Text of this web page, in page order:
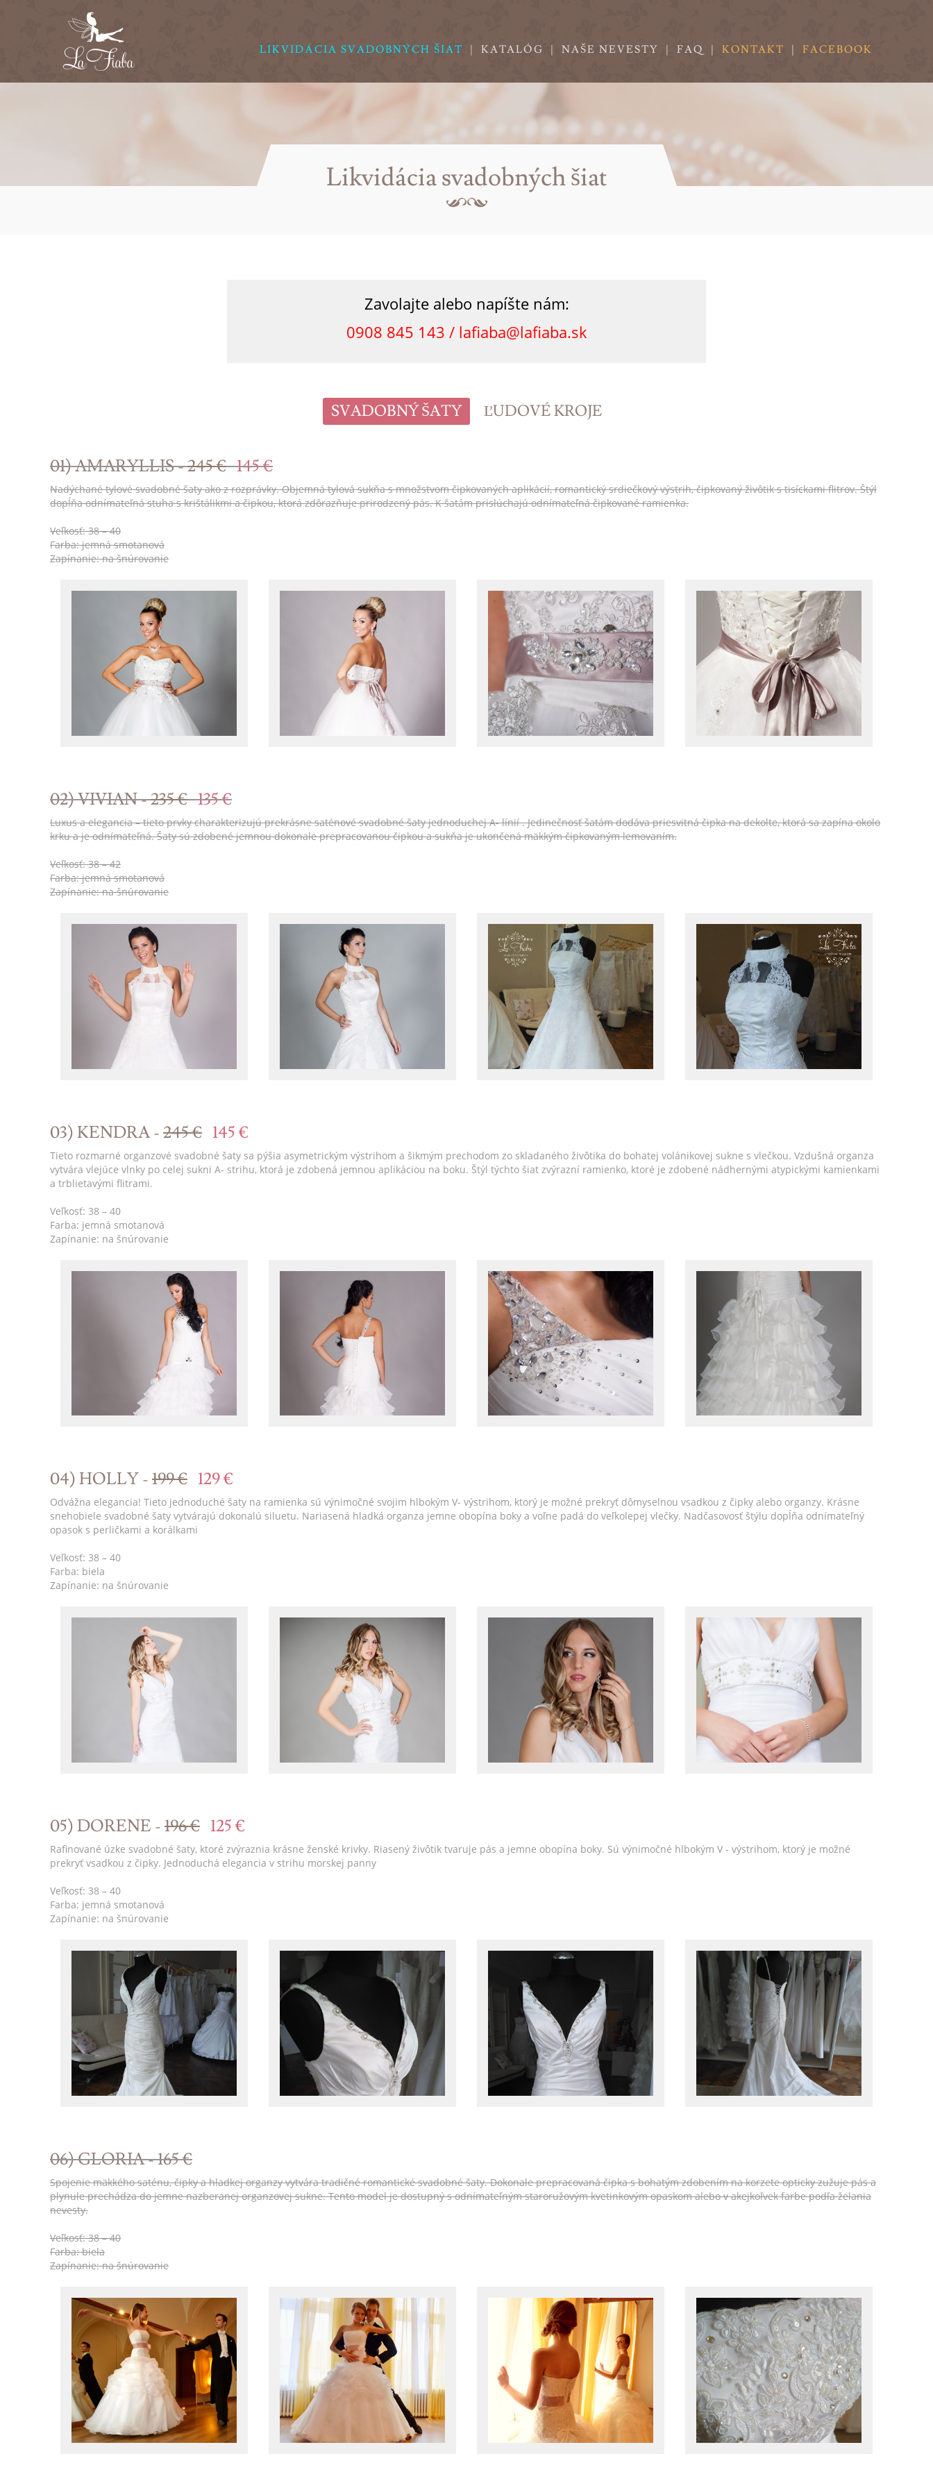
LIKVIDÁCIA SVADOBNÝCH ŠIAT | KATALÓG | NAŠE NEVESTY | FAQ | KONTAKT | FACEBOOK
Likvidácia svadobných šiat
Zavolajte alebo napíšte nám:
0908 845 143 / lafiaba@lafiaba.sk
SVADOBNÝ ŠATY ĽUDOVÉ KROJE
01) AMARYLLIS -245 € 145 €
Nadýchané tylové svadobné šaty ako z rozprávky. Objemná tylová sukňa s množstvom čipkovaných aplikácií, romantický srdiečkový výstrih, čipkovaný živôtik s tisíckami flitrov. Štýl
dopĺňa odnímateľná stuha s krištálikmi a čipkou, ktorá zdôrazňuje prirodzený pás. K šatám prislúchajú odnímateľná čipkované ramienka.
Veľkosť: 38 – 40
Farba: jemná smotanová
Zapínanie: na šnúrovanie
02) VIVIAN -235 € 135 €
Luxus a elegancia – tieto prvky charakterizujú prekrásne saténové svadobné šaty jednoduchej A- línií . Jedinečnosť šatám dodáva priesvitná čipka na dekolte, ktorá sa zapína okolo
krku a je odnímateľná. Šaty sú zdobené jemnou dokonale prepracovanou čipkou a sukňa je ukončená mäkkým čipkovaným lemovaním.
Veľkosť: 38 – 42
Farba: jemná smotanová
Zapínanie: na šnúrovanie
03) KENDRA -245 € 145 €
Tieto rozmarné organzové svadobné šaty sa pýšia asymetrickým výstrihom a šikmým prechodom zo skladaného živôtika do bohatej volánikovej sukne s vlečkou. Vzdušná organza
vytvára vlejúce vlnky po celej sukni A- strihu, ktorá je zdobená jemnou aplikáciou na boku. Štýl týchto šiat zvýrazní ramienko, ktoré je zdobené nádhernými atypickými kamienkami
a trblietavými flitrami.
Veľkosť: 38 – 40
Farba: jemná smotanová
Zapínanie: na šnúrovanie
04) HOLLY -199 € 129 €
Odvážna elegancia! Tieto jednoduché šaty na ramienka sú výnimočné svojim hlbokým V- výstrihom, ktorý je možné prekryť dômyselnou vsadkou z čipky alebo organzy. Krásne
snehobiele svadobné šaty vytvárajú dokonalú siluetu. Nariasená hladká organza jemne obopína boky a voľne padá do veľkolepej vlečky. Nadčasovosť štýlu dopĺňa odnímateľný
opasok s perličkami a korálkami
Veľkosť: 38 – 40
Farba: biela
Zapínanie: na šnúrovanie
05) DORENE -196 € 125 €
Rafinované úzke svadobné šaty, ktoré zvýraznia krásne ženské krivky. Riasený živôtik tvaruje pás a jemne obopína boky. Sú výnimočné hlbokým V - výstrihom, ktorý je možné
prekryť vsadkou z čipky. Jednoduchá elegancia v strihu morskej panny
Veľkosť: 38 – 40
Farba: jemná smotanová
Zapínanie: na šnúrovanie
06) GLORIA - 165 €
Spojenie mäkkého saténu, čipky a hladkej organzy vytvára tradičné romantické svadobné šaty. Dokonale prepracovaná čipka s bohatým zdobením na korzete opticky zužuje pás a
plynule prechádza do jemne nazberanej organzovej sukne. Tento model je dostupný s odnímateľným staroružovým kvetinkovým opaskom alebo v akejkoľvek farbe podľa želania
nevesty.
Veľkosť: 38 – 40
Farba: biela
Zapínanie: na šnúrovanie